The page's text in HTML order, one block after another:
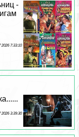
-
2026 7:33:10
2026 3:39:30